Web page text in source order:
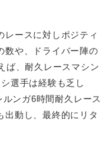
レースに対しポジティ
数や、ドライバー陣の
ば、耐久レースマシン
選手は経験も乏し
ンガ6時間耐久レース
出動し、最終的にリタ